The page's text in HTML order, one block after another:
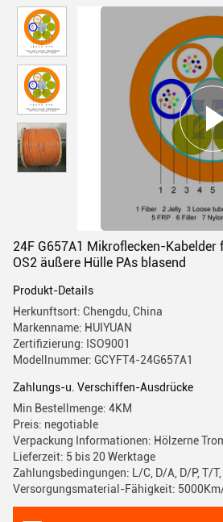
24F G657A1 Mikroflecken-
OS2 äußere Hülle PAs blasend
Produkt-Details
Herkunftsort: Chengdu, China
Markenname: HUIYUAN
Zertifizierung: ISO9001
Modellnummer: GCYFT4-24G657A1
Zahlungs-u. Verschiffen-Ausdrücke
Min Bestellmenge: 4KM
Preis: negotiable
Verpackung Informationen: Hölzerne
Lieferzeit: 5 bis 20 Werktage
Zahlungsbedingungen: L/C, D/A, D/P, T/T,
Versorgungsmaterial-Fähigkeit: